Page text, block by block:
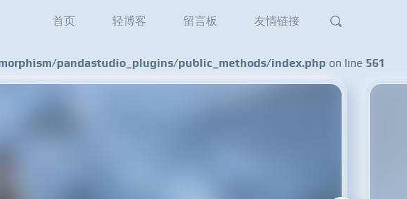
首页 轻博客 留言板 友情链接
pandastudio_plugins/public_methods/index.php on line 561